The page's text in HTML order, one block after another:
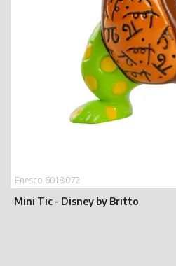
Mini Tic - Disney by Britto
Enesco 6018072